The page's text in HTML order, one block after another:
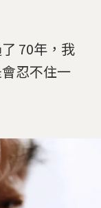
70年，我
忍不住一